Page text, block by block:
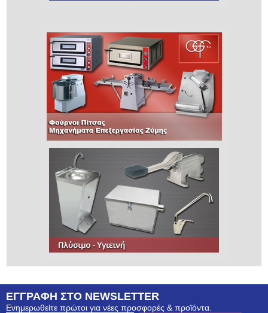
ΕΓΓΡΑΦΗ ΣΤΟ NEWSLETTER
Ενημερωθείτε πρώτοι για νέες προσφορές & προϊόντα.